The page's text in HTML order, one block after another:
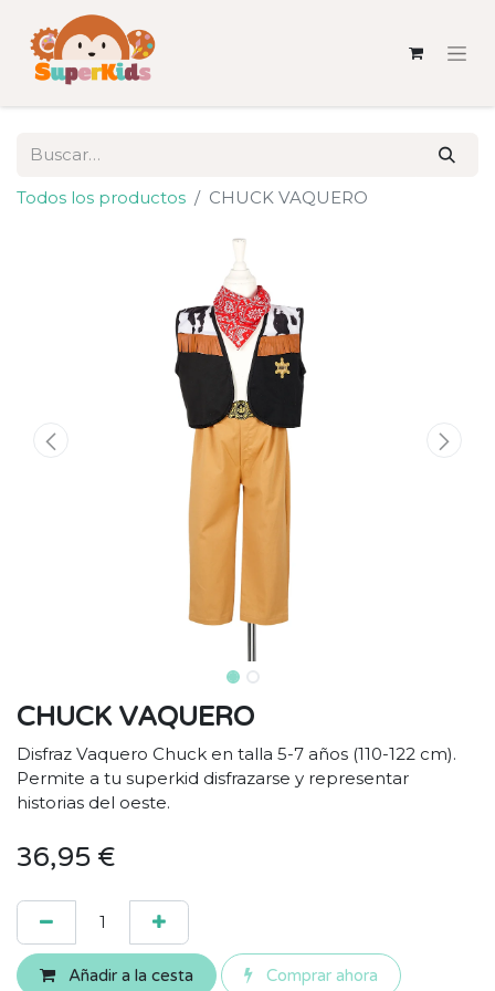
Todos los productos CHUCK VAQUERO
CHUCK VAQUERO
Disfraz Vaquero Chuck en talla 5-7 años (110-122 cm).
Permite a tu superkid disfrazarse y representar
historias del oeste.
36,95 €
Añadir a la cesta Comprar ahora